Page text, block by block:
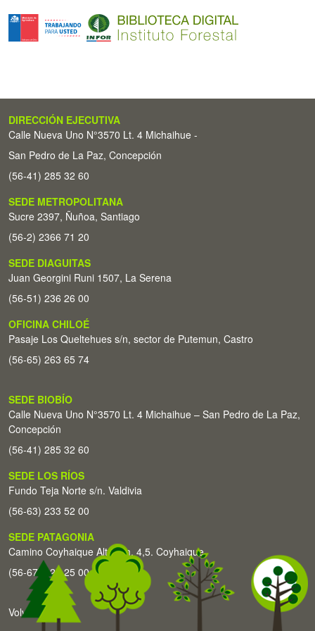
DIRECCIÓN EJECUTIVA
Calle Nueva Uno N°3570 Lt. 4 Michaihue -
San Pedro de La Paz, Concepción
(56-41) 285 32 60
SEDE METROPOLITANA
Sucre 2397, Ñuñoa, Santiago
(56-2) 2366 71 20
SEDE DIAGUITAS
Juan Georgini Runi 1507, La Serena
(56-51) 236 26 00
OFICINA CHILOÉ
Pasaje Los Queltehues s/n, sector de Putemun, Castro
(56-65) 263 65 74
SEDE BIOBÍO
Calle Nueva Uno N°3570 Lt. 4 Michaihue – San Pedro de La Paz,
Concepción
(56-41) 285 32 60
SEDE LOS RÍOS
Fundo Teja Norte s/n. Valdivia
(56-63) 233 52 00
SEDE PATAGONIA
Camino Coyhaique Alto Km. 4,5. Coyhaique
(56-67) 226 25 00
Volver arriba